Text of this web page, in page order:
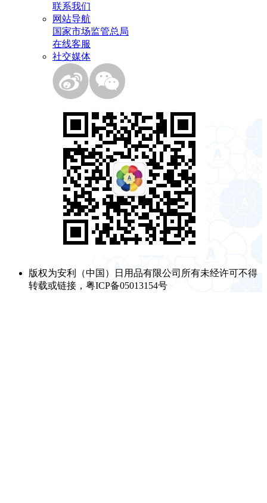
联系我们
网站导航
国家市场监管总局
在线客服
社交媒体
版权为安利（中国）日用品有限公司所有未经许可不得
转载或链接，粤ICP备05013154号